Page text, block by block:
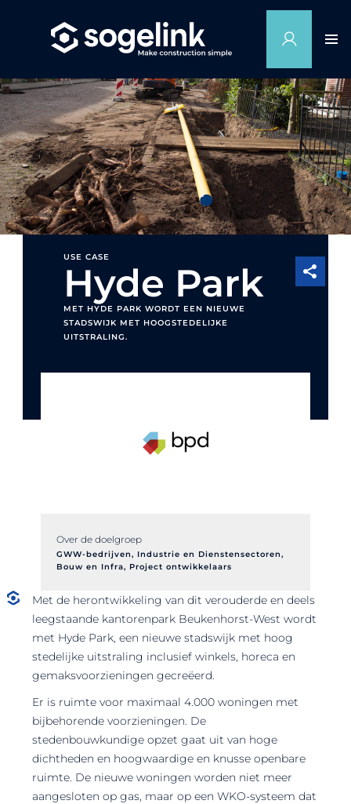
USE CASE
Hyde Park
MET HYDE PARK WORDT EEN NIEUWE
STADSWIJK MET HOOGSTEDELIJKE
UITSTRALING.
Over de doelgroep
GWW-bedrijven, Industrie en Dienstensectoren,
Bouw en Infra, Project ontwikkelaars
Met de herontwikkeling van dit verouderde en deels
leegstaande kantorenpark Beukenhorst-West wordt
met Hyde Park, een nieuwe stadswijk met hoog
stedelijke uitstraling inclusief winkels, horeca en
gemaksvoorzieningen gecreëerd.
Er is ruimte voor maximaal 4.000 woningen met
bijbehorende voorzieningen. De
stedenbouwkundige opzet gaat uit van hoge
dichtheden en hoogwaardige en knusse openbare
ruimte. De nieuwe woningen worden niet meer
aangesloten op gas, maar op een WKO-systeem dat